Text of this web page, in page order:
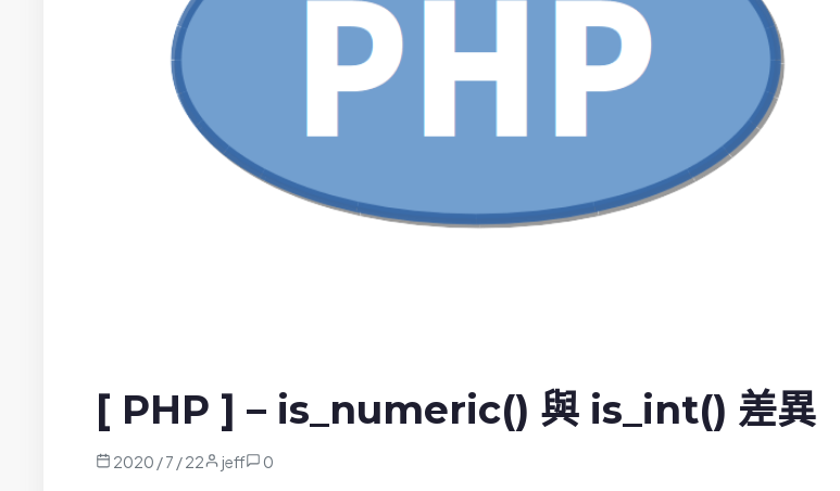
[ PHP ] – is_numeric() 與 is_int() 差異
2020 / 7 / 22 jeff 0